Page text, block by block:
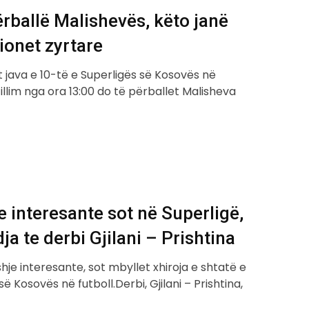
Malishevës, këto janë
zyrtare
e 10-të e Superligës së Kosovës në
nga ora 13:00 do të përballet Malisheva
interesante sot në Superligë,
te derbi Gjilani – Prishtina
interesante, sot mbyllet xhiroja e shtatë e
Kosovës në futboll.Derbi, Gjilani – Prishtina,